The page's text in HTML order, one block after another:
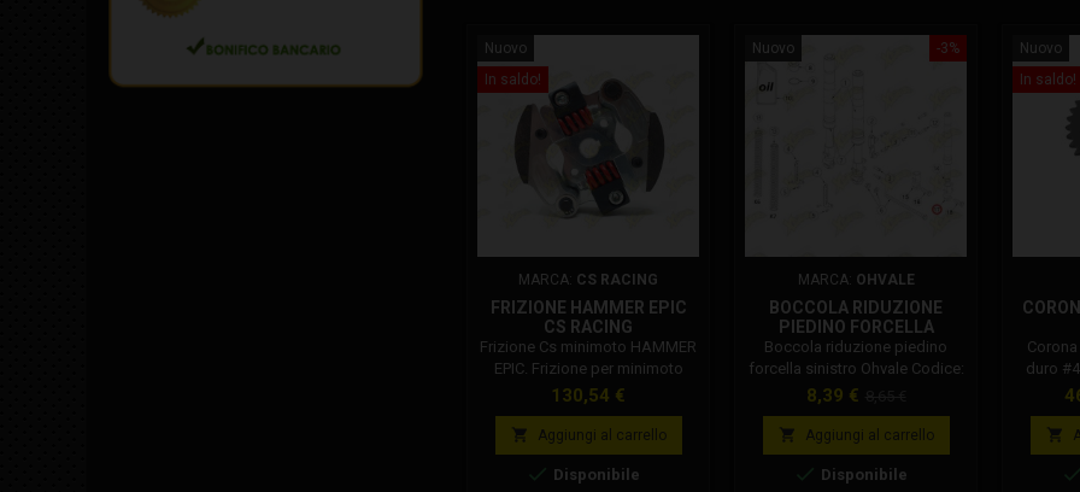
Nuovo
In saldo!
MARCA: CS RACING
FRIZIONE HAMMER EPIC
CS RACING
Frizione Cs minimoto HAMMER
EPIC. Frizione per minimoto
compatibile con motori Cs,
Iame, Ghr, Bzm. Questa frizione
và utilizzata con campana da
81mm. Modelli frizione Cs : -
HAMMER GT Coefficiente attrito
Prezzo
130,54 €
 Aggiungi al carrello
 Disponibile
-3%
Nuovo
MARCA: OHVALE
BOCCOLA RIDUZIONE
PIEDINO FORCELLA
SINISTRO OHVALE
01.FA.0018.L
Boccola riduzione piedino
forcella sinistro Ohvale Codice:
01.FA.0018.L
Prezzo
8,39 €
base
 Aggiungi al carrello
 Disponibile
Nuovo
In saldo!
Corona
duro
per
anche
Coppa

